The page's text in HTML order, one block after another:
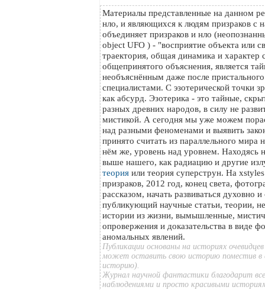
Материалы представленные на данном
нло, и являющихся к людям призраков с
объединяет призраков и нло
object UFO ) - "восприятие объекта или
траектория, общая динамика и характер
общепринятого объяснения, является
необъяснённым даже после
специалистами. С эзотерической точки
как абсурд. Эзотерика - это тайные,
разных древних народов, в силу не
мистикой. А сегодня мы уже можем
над разными феноменами и выявить
принято считать из параллельного мира
нём же, уровень над уровнем. Находясь
выше нашего, как радиацию и другие
теория или теория суперструн. На
призраков, 2012 год, конец света,
рассказом, начать развиваться духовно
публикующий научные статьи, теории,
истории из жизни, вымышленные,
опровержения и доказательства в виде
аномальных явлений.
Публикации основаны на историях
может оставить свою историю поместив в
историю).
Журнал научной фантастики благодарит
наблюдениями и просто красивыми